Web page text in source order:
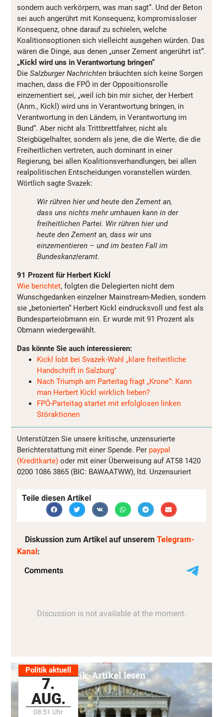
sondern auch verkörpern, was man sagt“. Und der Beton
sei auch angerührt mit Konsequenz, kompromissloser
Konsequenz, ohne darauf zu schielen, welche
Koalitionsoptionen sich vielleicht ausgehen würden. Das
wären die Dinge, aus denen „unser Zement angerührt ist“.
„Kickl wird uns in Verantwortung bringen“
Die Salzburger Nachrichten bräuchten sich keine Sorgen
machen, dass die FPÖ in der Oppositionsrolle
einzementiert sei, „weil ich bin mir sicher, der Herbert
(Anm., Kickl) wird uns in Verantwortung bringen, in
Verantwortung in den Ländern, in Verantwortung im
Bund“. Aber nicht als Trittbrettfahrer, nicht als
Steigbügelhalter, sondern als jene, die die Werte, die die
Freiheitlichen vertreten, auch dominant in einer
Regierung, bei allen Koalitionsverhandlungen, bei allen
realpolitischen Entscheidungen voranstellen würden.
Wörtlich sagte Svazek:
Wir rühren hier und heute den Zement an,
dass uns nichts mehr umhauen kann in der
freiheitlichen Partei. Wir rühren hier und
heute den Zement an, dass wir uns
einzementieren – und im besten Fall im
Bundeskanzleramt.
91 Prozent für Herbert Kickl
Wie berichtet, folgten die Delegierten nicht dem
Wunschgedanken einzelner Mainstream-Medien, sondern
sie „betonierten“ Herbert Kickl eindrucksvoll und fest als
Bundesparteiobmann ein. Er wurde mit 91 Prozent als
Obmann wiedergewählt.
Das könnte Sie auch interessieren:
Kickl lobt bei Svazek-Wahl „klare freiheitliche
Handschrift in Salzburg"
Nach Triumph am Parteitag fragt „Krone“: Kann
man Herbert Kickl wirklich lieben?
FPÖ-Parteitag startet mit erfolglosen linken
Störaktionen
Unterstützen Sie unsere kritische, unzensurierte
Berichterstattung mit einer Spende. Per paypal
(Kreditkarte) oder mit einer Überweisung auf AT58 1420
0200 1086 3865 (BIC: BAWAATWW), ltd. Unzensuriert
Teile diesen Artikel
Diskussion zum Artikel auf unserem Telegram-
Kanal:
Politik aktuell
7.
AUG.
08:51 Uhr
Alle Politik-Artikel lesen